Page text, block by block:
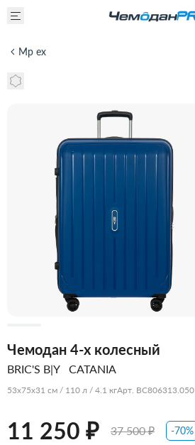
Mp ex
Чемодан 4-х колесный
BRIC'S B|Y CATANIA
53x75x31 см / 110 л / 4.1 кгАрт. BC806313.050
11 250 ₽ 37 500 ₽ -70%